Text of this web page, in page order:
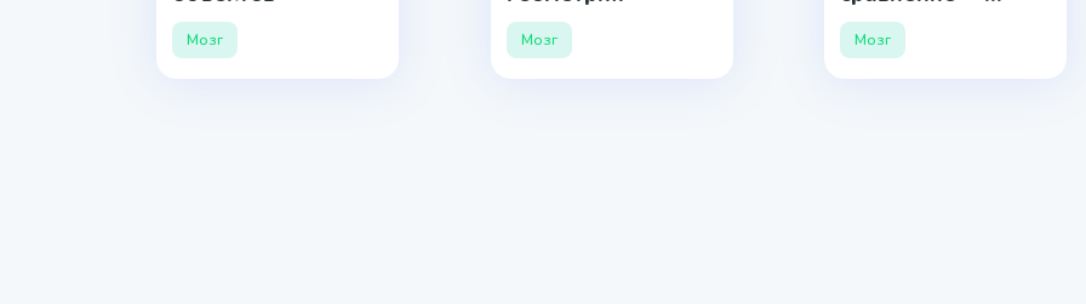
Мозг Мозг
перегрузка
Мозг